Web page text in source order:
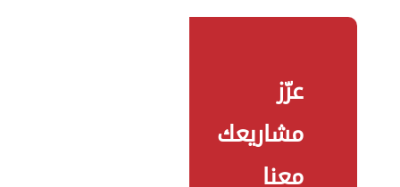
عزّز
مشاريعك
معنا